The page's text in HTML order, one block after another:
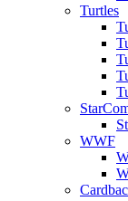
Turtles
WWF